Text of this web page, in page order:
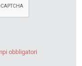
obbligatori